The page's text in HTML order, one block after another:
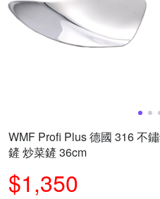
WMF Profi Plus 德國 316 不
鏟 炒菜鏟 36cm
$1,350